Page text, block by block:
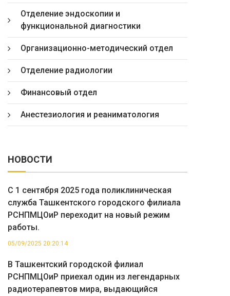
Отделение эндоскопии и
функциональной диагностики
Организационно-методический отдел
Отделение радиологии
Финансовый отдел
Анестезиология и реаниматология
НОВОСТИ
С 1 сентября 2025 года поликлиническая
служба Ташкентского городского филиала
РСНПМЦОиР переходит на новый режим
работы.
05/09/2025 20:20:14
В Ташкентский городской филиал
РСНПМЦОиР приехал один из легендарных
радиотерапевтов мира, выдающийся